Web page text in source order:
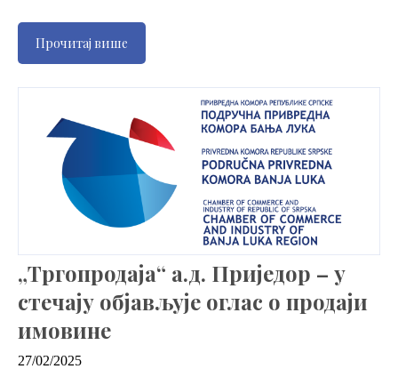
Прочитај више
„Тргопродаја“ а.д. Приједор – у
стечају објављује оглас о продаји
имовине
27/02/2025